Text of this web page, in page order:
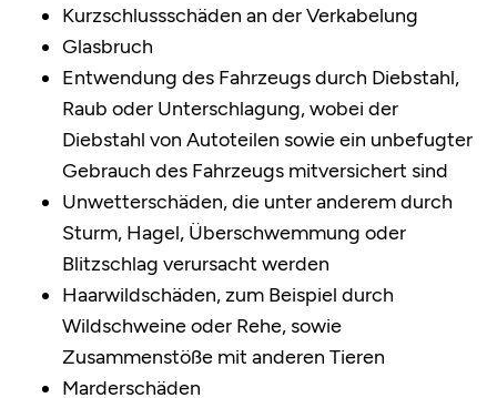
Kurzschlussschäden an der Verkabelung
Glasbruch
Entwendung des Fahrzeugs durch Diebstahl,
Raub oder Unterschlagung, wobei der
Diebstahl von Autoteilen sowie ein unbefugter
Gebrauch des Fahrzeugs mitversichert sind
Unwetterschäden, die unter anderem durch
Sturm, Hagel, Überschwemmung oder
Blitzschlag verursacht werden
Haarwildschäden, zum Beispiel durch
Wildschweine oder Rehe, sowie
Zusammenstöße mit anderen Tieren
Marderschäden